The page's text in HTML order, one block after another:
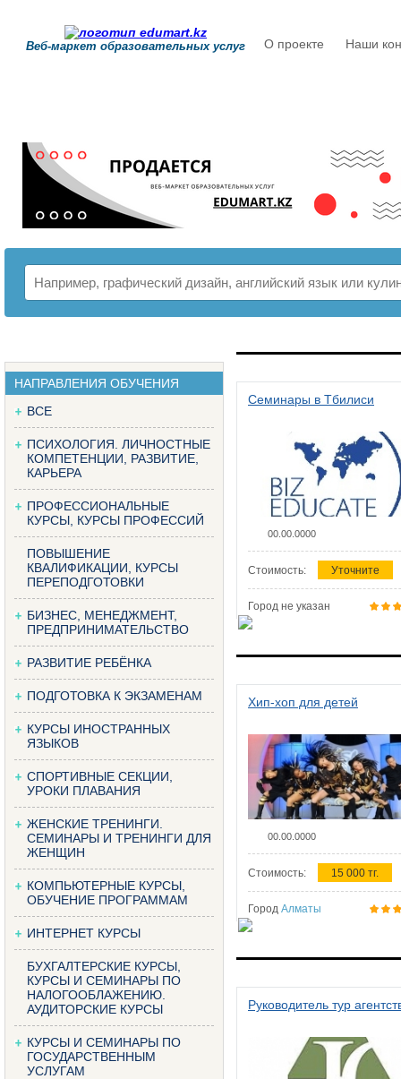
Веб-маркет образовательных услуг О проекте Наши
НАПРАВЛЕНИЯ ОБУЧЕНИЯ
ВСЕ
ПСИХОЛОГИЯ. ЛИЧНОСТНЫЕ
КОМПЕТЕНЦИИ, РАЗВИТИЕ,
КАРЬЕРА
ПРОФЕССИОНАЛЬНЫЕ
КУРСЫ, КУРСЫ ПРОФЕССИЙ
ПОВЫШЕНИЕ
КВАЛИФИКАЦИИ, КУРСЫ
ПЕРЕПОДГОТОВКИ
БИЗНЕС, МЕНЕДЖМЕНТ,
ПРЕДПРИНИМАТЕЛЬСТВО
РАЗВИТИЕ РЕБЁНКА
ПОДГОТОВКА К ЭКЗАМЕНАМ
КУРСЫ ИНОСТРАННЫХ
ЯЗЫКОВ
СПОРТИВНЫЕ СЕКЦИИ,
УРОКИ ПЛАВАНИЯ
ЖЕНСКИЕ ТРЕНИНГИ.
СЕМИНАРЫ И ТРЕНИНГИ ДЛЯ
ЖЕНЩИН
КОМПЬЮТЕРНЫЕ КУРСЫ,
ОБУЧЕНИЕ ПРОГРАММАМ
ИНТЕРНЕТ КУРСЫ
БУХГАЛТЕРСКИЕ КУРСЫ,
КУРСЫ И СЕМИНАРЫ ПО
НАЛОГООБЛАЖЕНИЮ.
АУДИТОРСКИЕ КУРСЫ
КУРСЫ И СЕМИНАРЫ ПО
ГОСУДАРСТВЕННЫМ
УСЛУГАМ
Семинары в Тбилиси
00.00.0000
Стоимость: Уточните
Город не указан
Хип-хоп для детей
00.00.0000
Стоимость: 15 000 тг.
Город Алматы
Руководитель тур